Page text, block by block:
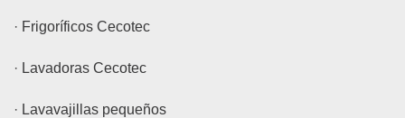
· Frigoríficos Cecotec
· Lavadoras Cecotec
· Lavavajillas pequeños